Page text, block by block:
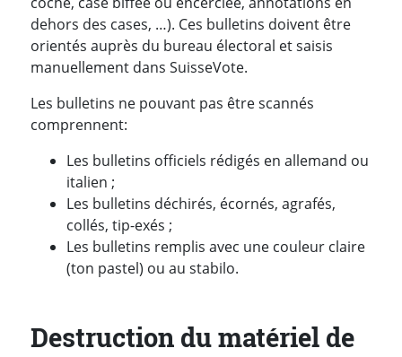
dehors des cases, …). Ces bulletins doivent être
orientés auprès du bureau électoral et saisis
manuellement dans SuisseVote.
Les bulletins ne pouvant pas être scannés
comprennent:
Les bulletins officiels rédigés en allemand ou
italien ;
Les bulletins déchirés, écornés, agrafés,
collés, tip-exés ;
Les bulletins remplis avec une couleur claire
(ton pastel) ou au stabilo.
Destruction du matériel de